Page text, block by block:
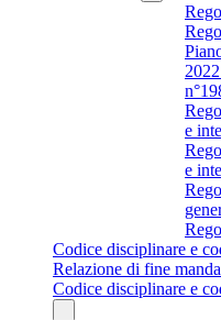
e
e
Codice disciplinare e
Relazione di fine
Codice disciplinare e